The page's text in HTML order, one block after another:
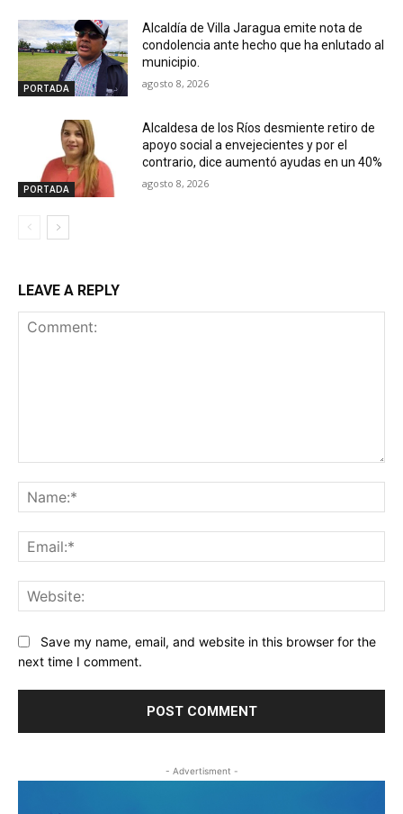
PORTADA
Alcaldía de Villa Jaragua emite nota de
condolencia ante hecho que ha enlutado al
municipio.
agosto 8, 2026
PORTADA
Alcaldesa de los Ríos desmiente retiro de
apoyo social a envejecientes y por el
contrario, dice aumentó ayudas en un 40%
agosto 8, 2026
LEAVE A REPLY
Save my name, email, and website in this browser for the
next time I comment.
- Advertisment -